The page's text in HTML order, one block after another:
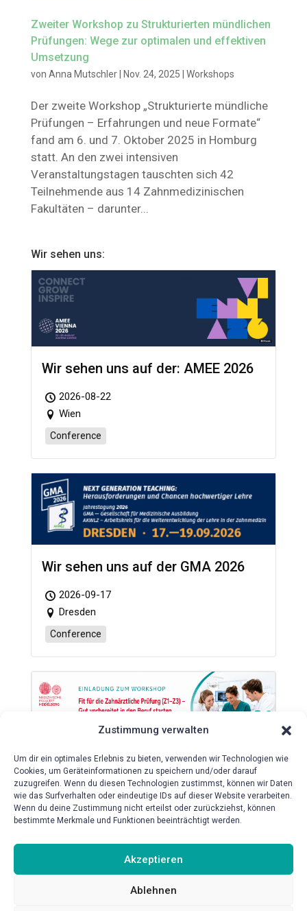
Zustimmung verwalten
Um dir ein optimales Erlebnis zu bieten, verwenden wir Technologien wie
Cookies, um Geräteinformationen zu speichern und/oder darauf
zuzugreifen. Wenn du diesen Technologien zustimmst, können wir Daten
wie das Surfverhalten oder eindeutige IDs auf dieser Website verarbeiten.
Wenn du deine Zustimmung nicht erteilst oder zurückziehst, können
bestimmte Merkmale und Funktionen beeinträchtigt werden.
Akzeptieren
Ablehnen
Zweiter Workshop zu Strukturierten mündlichen
Prüfungen: Wege zur optimalen und effektiven
Umsetzung
von Anna Mutschler| Nov. 24, 2025 Workshops
Der zweite Workshop „Strukturierte mündliche
Prüfungen – Erfahrungen und neue Formate“
fand am 6. und 7. Oktober 2025 in Homburg
statt. An den zwei intensiven
Veranstaltungstagen tauschten sich 42
Teilnehmende aus 14 Zahnmedizinischen
Fakultäten – darunter...
Wir sehen uns:
Wir sehen uns auf der: AMEE 2026
2026-08-22
Wien
Conference
Wir sehen uns auf der GMA 2026
2026-09-17
Dresden
Conference
Workshop „Fit für die Zahnärztliche
Prüfung (Z1-Z3) – Gut vorbereitet
in den Beruf starten“
2026-10-08
Mund-, Zahn- und Kieferklinik HeiCuDent
Lehrräumlichkeiten